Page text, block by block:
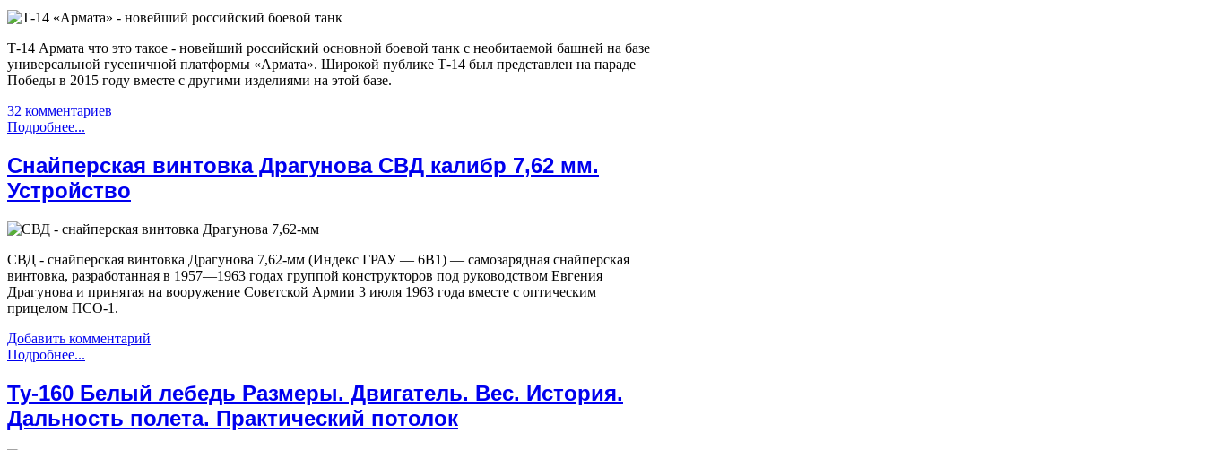
Т-14 Армата что это такое - новейший российский основной боевой танк с необитаемой башней на базе
универсальной гусеничной платформы «Армата». Широкой публике Т-14 был представлен на параде
Победы в 2015 году вместе с другими изделиями на этой базе.
32 комментариев
Подробнее...
Снайперская винтовка Драгунова СВД калибр 7,62 мм.
Устройство
СВД - снайперская винтовка Драгунова 7,62-мм (Индекс ГРАУ — 6В1) — самозарядная снайперская
винтовка, разработанная в 1957—1963 годах группой конструкторов под руководством Евгения
Драгунова и принятая на вооружение Советской Армии 3 июля 1963 года вместе с оптическим
прицелом ПСО-1.
Добавить комментарий
Подробнее...
Ту-160 Белый лебедь Размеры. Двигатель. Вес. История.
Дальность полета. Практический потолок